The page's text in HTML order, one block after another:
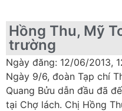
Hồng Thu, Mỹ
trường
Ngày đăng: 12/06/2013,
Ngày 9/6, đoàn Tạp chí
Quang Bửu dẫn đầu đã
tại Chợ lách. Chị Hồng